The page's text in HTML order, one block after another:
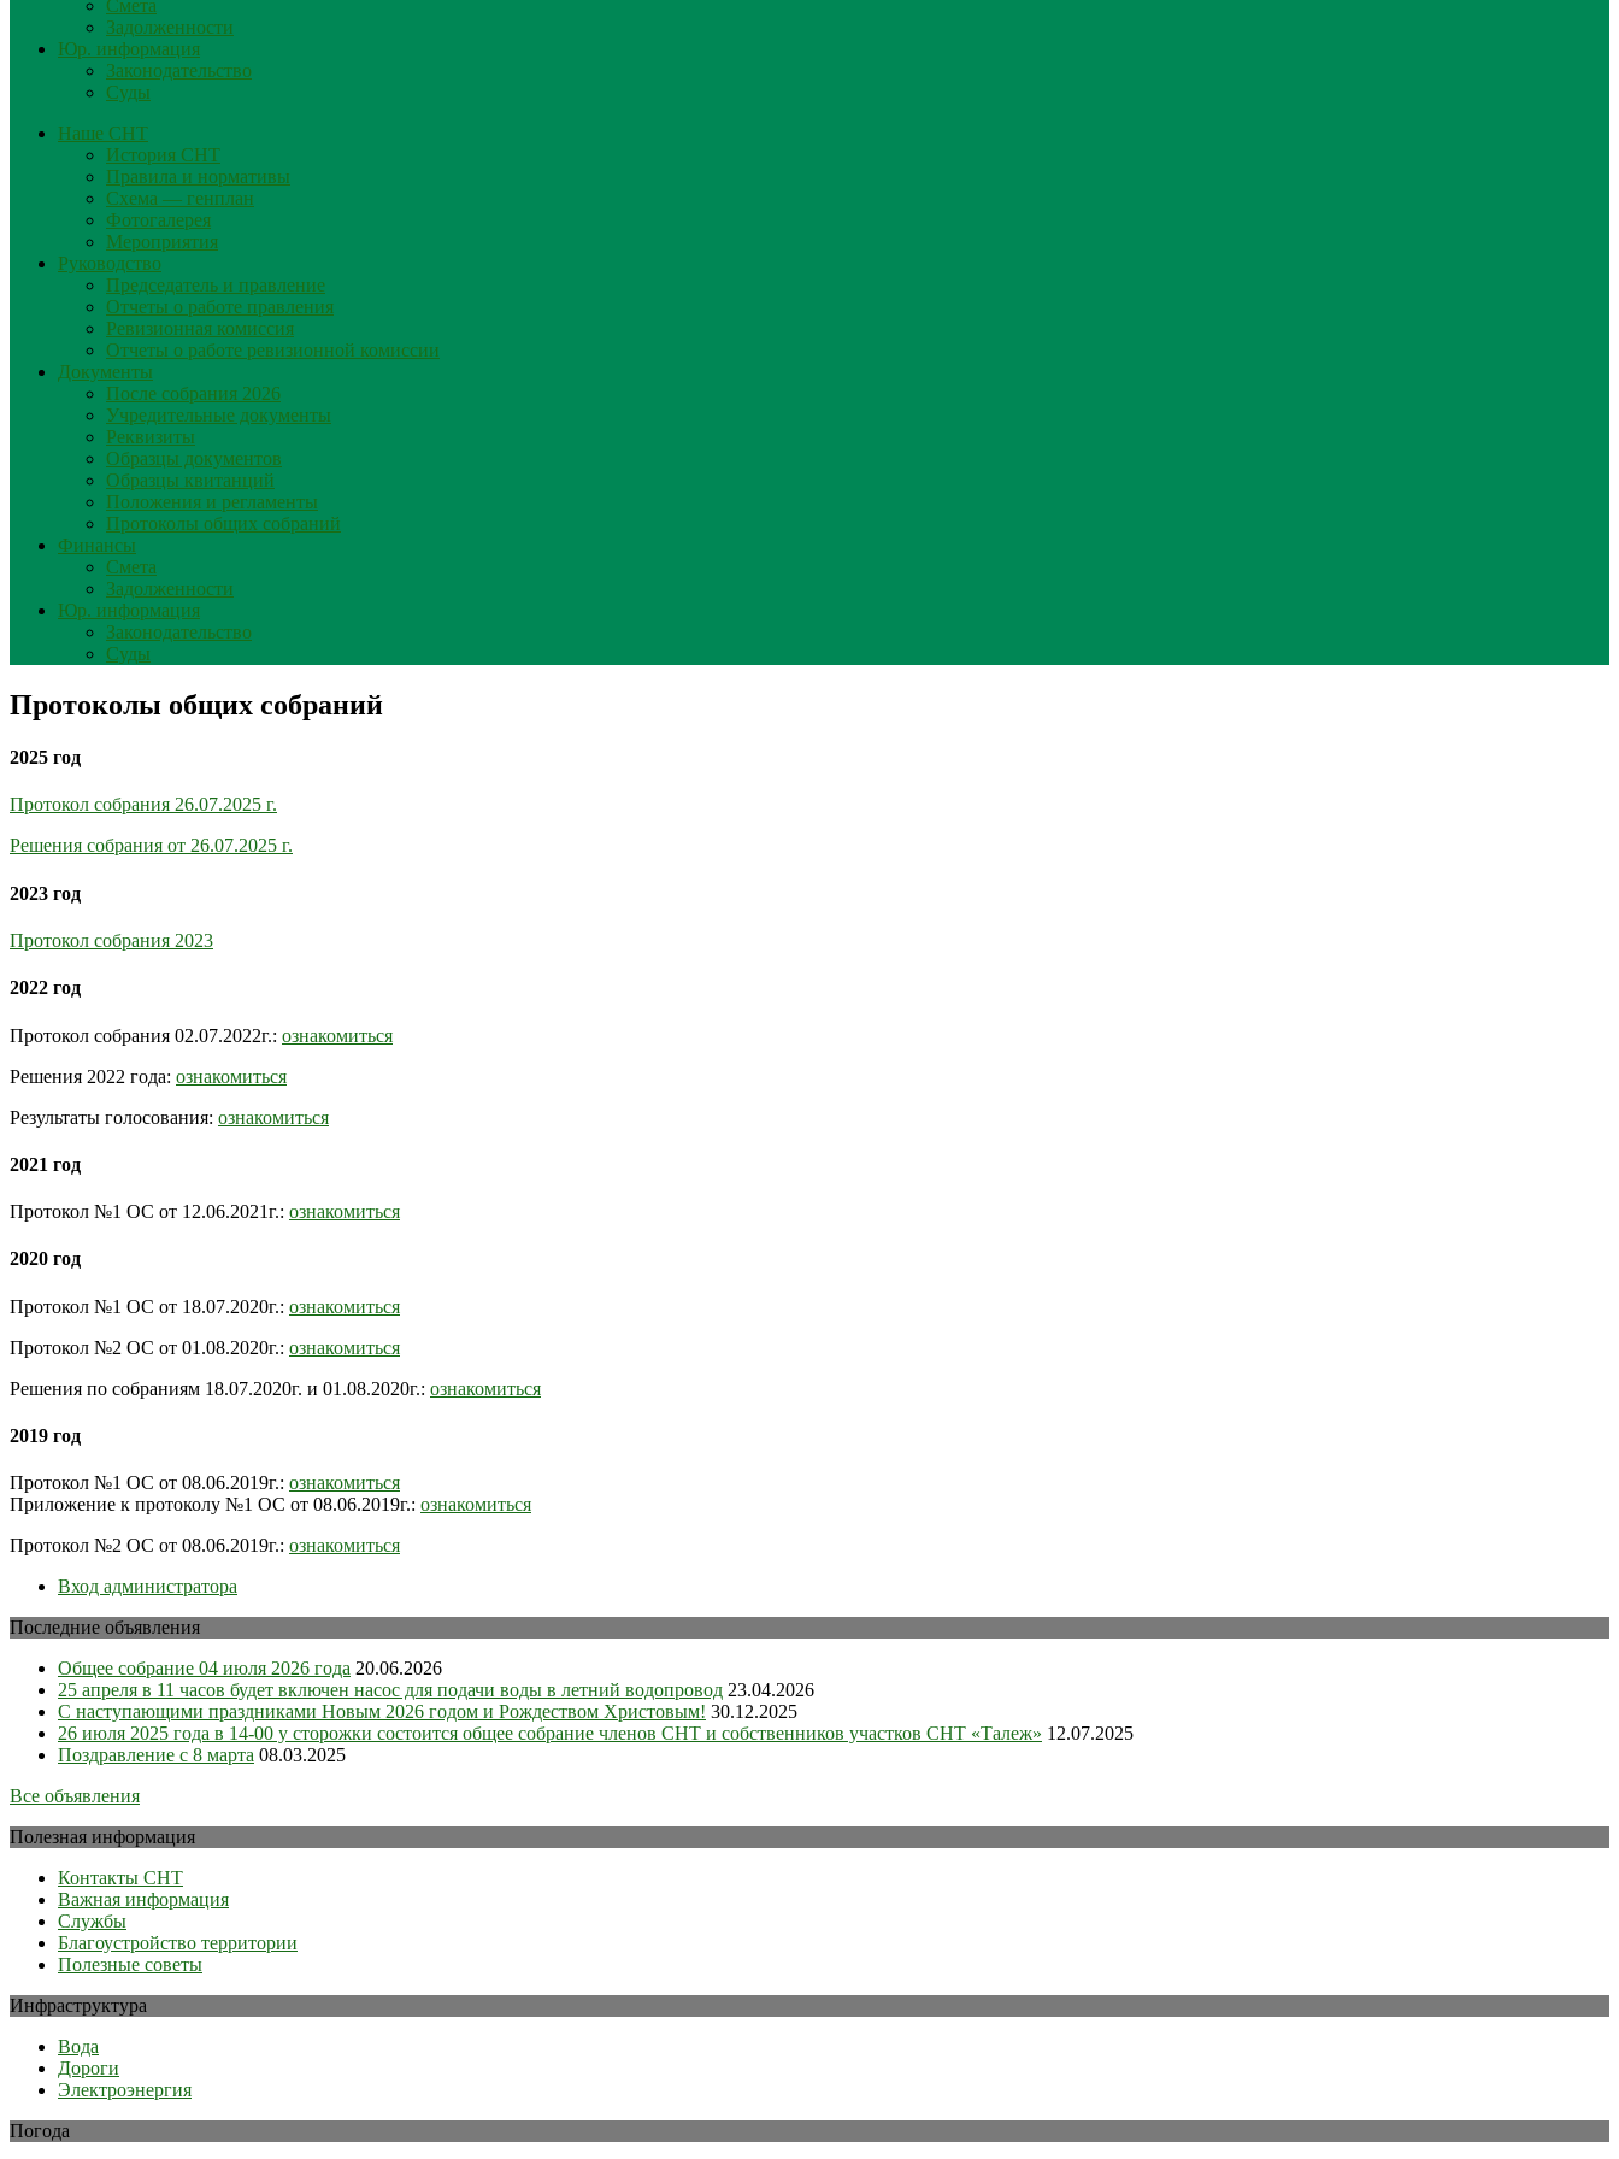
Смета
Задолженности
Юр. информация
Законодательство
Суды
Наше СНТ
История СНТ
Правила и нормативы
Схема — генплан
Фотогалерея
Мероприятия
Руководство
Председатель и правление
Отчеты о работе правления
Ревизионная комиссия
Отчеты о работе ревизионной комиссии
Документы
После собрания 2026
Учредительные документы
Реквизиты
Образцы документов
Образцы квитанций
Положения и регламенты
Протоколы общих собраний
Финансы
Смета
Задолженности
Юр. информация
Законодательство
Суды
Протоколы общих собраний
2025 год
Протокол собрания 26.07.2025 г.
Решения собрания от 26.07.2025 г.
2023 год
Протокол собрания 2023
2022 год
Протокол собрания 02.07.2022г.: ознакомиться
Решения 2022 года: ознакомиться
Результаты голосования: ознакомиться
2021 год
Протокол №1 ОС от 12.06.2021г.: ознакомиться
2020 год
Протокол №1 ОС от 18.07.2020г.: ознакомиться
Протокол №2 ОС от 01.08.2020г.: ознакомиться
Решения по собраниям 18.07.2020г. и 01.08.2020г.: ознакомиться
2019 год
Протокол №1 ОС от 08.06.2019г.: ознакомиться
Приложение к протоколу №1 ОС от 08.06.2019г.: ознакомиться
Протокол №2 ОС от 08.06.2019г.: ознакомиться
Вход администратора
Последние объявления
Общее собрание 04 июля 2026 года 20.06.2026
25 апреля в 11 часов будет включен насос для подачи воды в летний водопровод 23.04.2026
С наступающими праздниками Новым 2026 годом и Рождеством Христовым! 30.12.2025
26 июля 2025 года в 14-00 у сторожки состоится общее собрание членов СНТ и собственников участков СНТ «Талеж» 12.07.2025
Поздравление с 8 марта 08.03.2025
Все объявления
Полезная информация
Контакты СНТ
Важная информация
Службы
Благоустройство территории
Полезные советы
Инфраструктура
Вода
Дороги
Электроэнергия
Погода